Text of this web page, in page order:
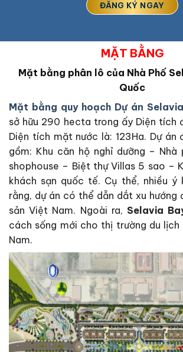
MẶT BẰNG
Mặt bằng phân lô của Nhà Phố
Quốc
Mặt bằng quy hoạch Dự án
sở hữu 290 hecta trong ấyDiện tích
Diện tích mặt nước là: 123Ha. Dự án
gồm: Khu căn hộ nghỉ dưỡng – Nhà
shophouse – Biệt thự Villas 5 sao –
khách sạn quốc tế. Cụ thể, nhiều ý
rằng, dự án có thể dẫn dắt xu hướng
sản Việt Nam. Ngoài ra, Selavia
cách sống mới cho thị trường du lịch
Nam.